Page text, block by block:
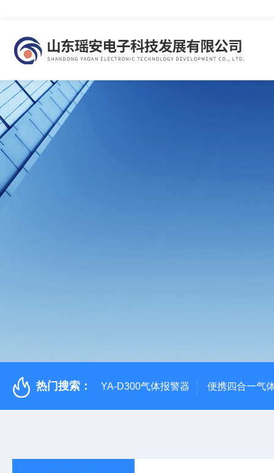
热门搜索： YA-D300气体报警器 便携四合一气